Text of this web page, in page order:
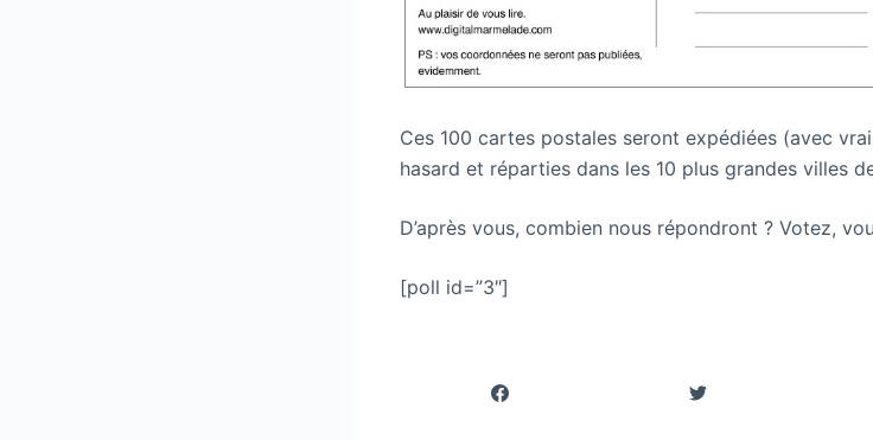
Ces 100 cartes postales seront expédiées (avec
hasard et réparties dans les 10 plus grandes villes
D’après vous, combien nous répondront ? Votez,
[poll id=”3″]